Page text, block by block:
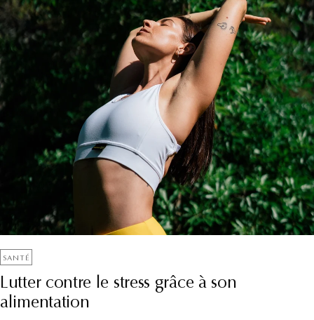
SANTÉ
Lutter contre le stress grâce à son
alimentation